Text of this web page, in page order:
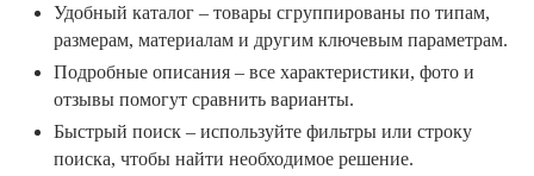
Удобный каталог – товары сгруппированы по типам,
размерам, материалам и другим ключевым параметрам.
Подробные описания – все характеристики, фото и
отзывы помогут сравнить варианты.
Быстрый поиск – используйте фильтры или строку
поиска, чтобы найти необходимое решение.